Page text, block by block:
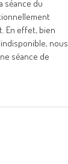
séance du
En effet, bien
nous
séance de